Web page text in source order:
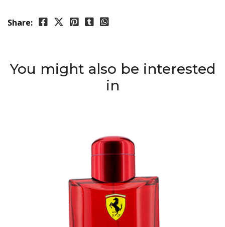
Share:
You might also be interested
in